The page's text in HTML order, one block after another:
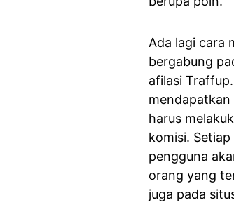
Ada lagi cara
bergabung
afilasi
harus
komisi.
pengguna
orang yang
juga pada